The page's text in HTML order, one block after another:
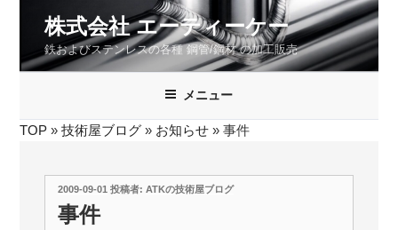
ン
ス
株式会社 エーティーケー
鉄およびステンレスの各種 鋼管/鋼材 の加工販売
メニュー
TOP » 技術屋ブログ » お知らせ » 事件
投
稿
日:
2009-09-01投稿者: ATKの技術屋ブログ
事件